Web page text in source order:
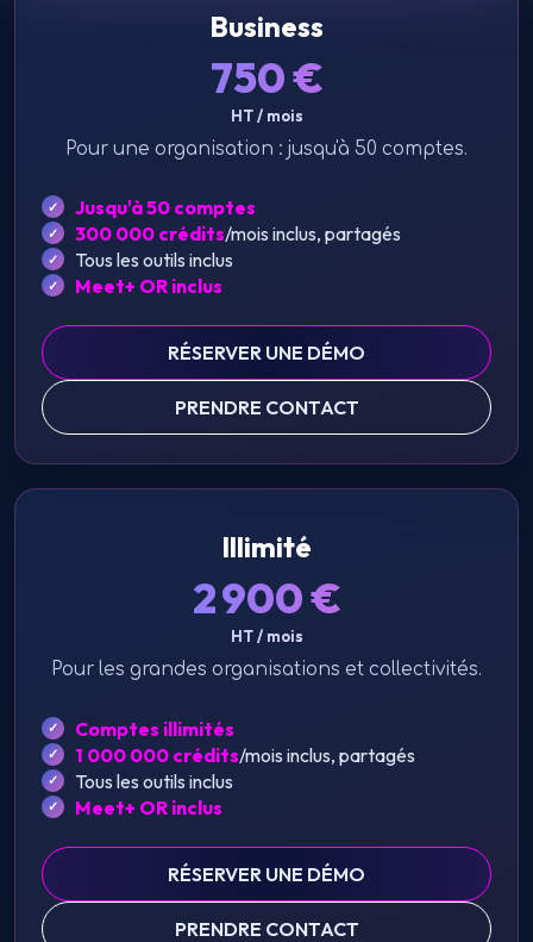
Business
750€
HT / mois
Pour une organisation : jusqu'à 50 comptes.
Jusqu'à 50 comptes
300 000 crédits/mois inclus, partagés
Tous les outils inclus
Meet+ OR inclus
RÉSERVER UNE DÉMO
PRENDRE CONTACT
Illimité
2 900€
HT / mois
Pour les grandes organisations et collectivités.
Comptes illimités
1 000 000 crédits/mois inclus, partagés
Tous les outils inclus
Meet+ OR inclus
RÉSERVER UNE DÉMO
PRENDRE CONTACT